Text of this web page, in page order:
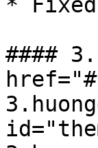
####